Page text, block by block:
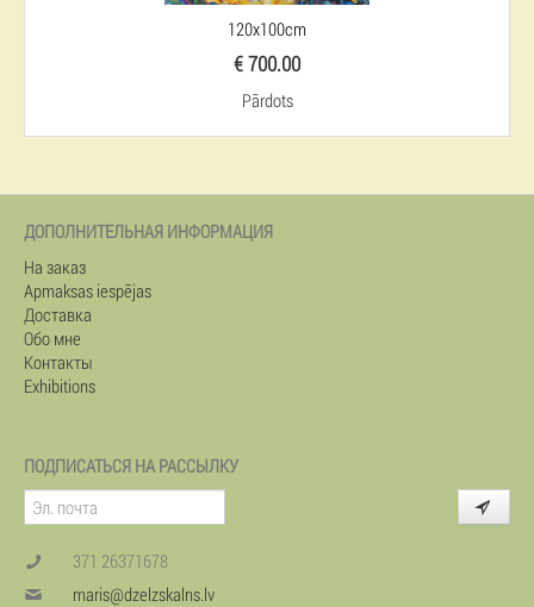
120x100cm
€ 700.00
Pārdots
ДОПОЛНИТЕЛЬНАЯ ИНФОРМАЦИЯ
На заказ
Apmaksas iespējas
Доставка
Обо мне
Контакты
Exhibitions
ПОДПИСАТЬСЯ НА РАССЫЛКУ
371 26371678
maris@dzelzskalns.lv